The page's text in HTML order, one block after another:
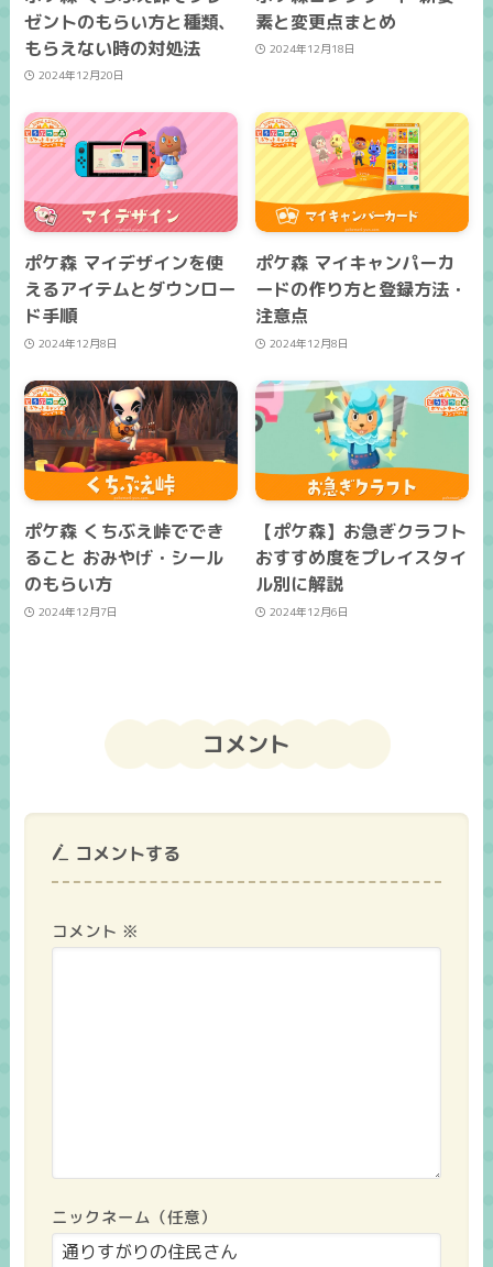
ゼントのもらい方と種類、
もらえない時の対処法
2024年12月20日
素と変更点まとめ
2024年12月18日
ポケ森 マイデザインを使
えるアイテムとダウンロー
ド手順
2024年12月8日
ポケ森 マイキャンパーカ
ードの作り方と登録方法・
注意点
2024年12月8日
ポケ森 くちぶえ峠ででき
ること おみやげ・シール
のもらい方
2024年12月7日
【ポケ森】お急ぎクラフト
おすすめ度をプレイスタイ
ル別に解説
2024年12月6日
コメント
コメントする
コメント ※
ニックネーム（任意）